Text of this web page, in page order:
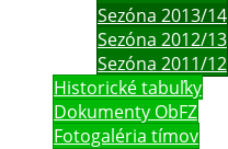
Sezóna 2013/14
Sezóna 2012/13
Sezóna 2011/12
Historické tabuľky
Dokumenty ObFZ
Fotogaléria tímov